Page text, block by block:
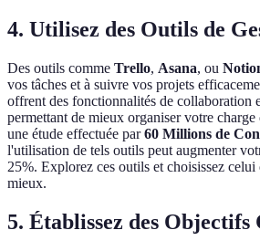
4. Utilisez des Outils de
Des outils comme Trello, Asana, ou
vos tâches et à suivre vos projets
offrent des fonctionnalités de collaboration
permettant de mieux organiser votre
une étude effectuée par60 Millions de
l'utilisation de tels outils peut augmenter
25%. Explorez ces outils et choisissez
mieux.
5. Établissez des Objectifs